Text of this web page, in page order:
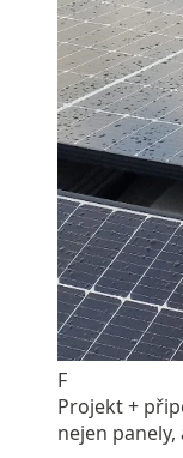
F
Projekt +
nejen